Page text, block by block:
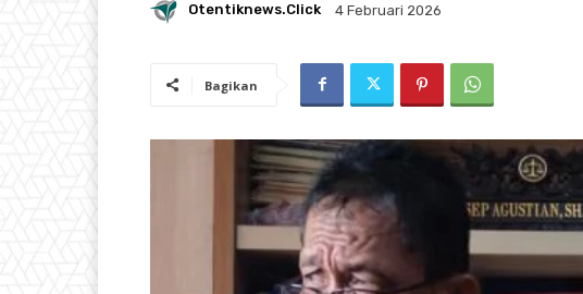
Otentiknews.click 4 Februari 2026
Bagikan